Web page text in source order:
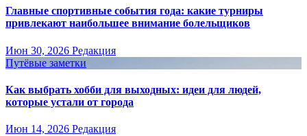
Главные спортивные события года: какие турниры
привлекают наибольшее внимание болельщиков
Июн 30, 2026 Редакция
Путёвые заметки
Как выбрать хобби для выходных: идеи для людей,
которые устали от города
Июн 14, 2026 Редакция